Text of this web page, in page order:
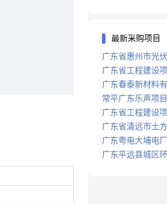
最新采购项目
广东省惠州市光
广东省工程建设
录
广东春泰新材料
标
常平广东乐声项
广东省工程建设
广东省清远市土
广东粤电大埔电
安保服务项目招
广东平远县城区